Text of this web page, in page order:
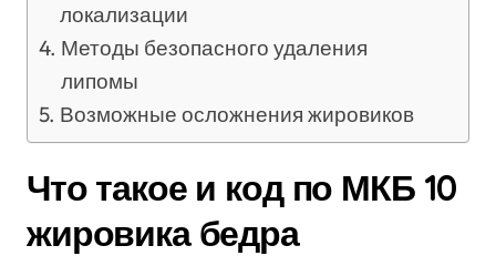
локализации
Методы безопасного удаления
липомы
Возможные осложнения жировиков
Что такое и код по МКБ 10
жировика бедра